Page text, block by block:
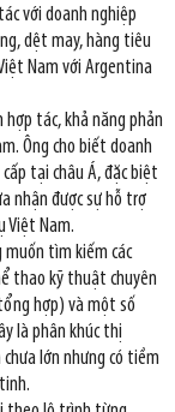
với doanh nghiệp
dệt may, hàng tiêu
Nam với Argentina
tác, khả năng phản
Ông cho biết doanh
tại châu Á, đặc biệt
nhận được sự hỗ trợ
Việt Nam.
muốn tìm kiếm các
thao kỹ thuật chuyên
hợp) và một số
là phân khúc thị
lớn nhưng có tiềm